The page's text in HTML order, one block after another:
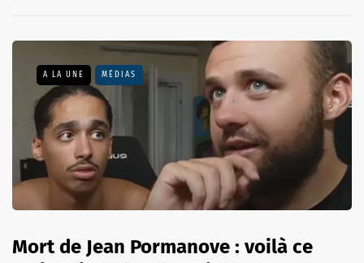
A LA UNE MÉDIAS
Mort de Jean Pormanove : voilà ce